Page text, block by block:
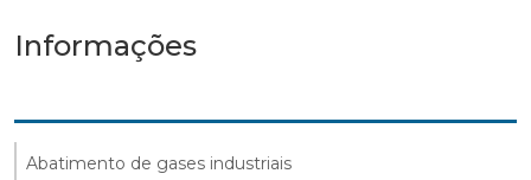
Informações
Abatimento de gases industriais